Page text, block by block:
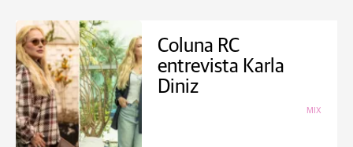
Coluna RC
entrevista Karla
Diniz
MIX